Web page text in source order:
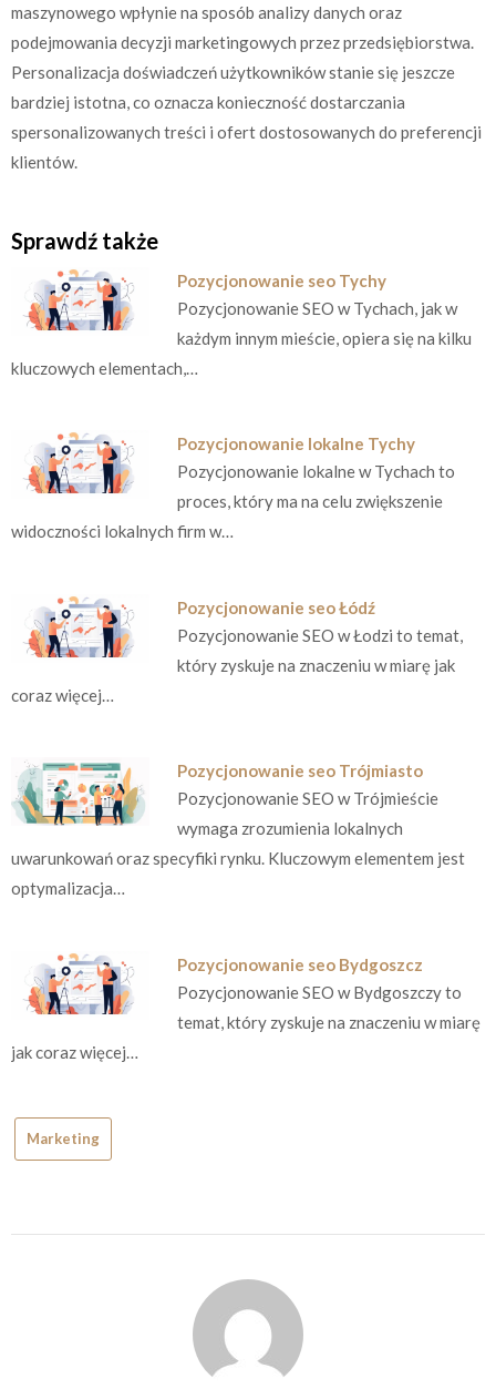
maszynowego wpłynie na sposób analizy danych oraz
podejmowania decyzji marketingowych przez przedsiębiorstwa.
Personalizacja doświadczeń użytkowników stanie się jeszcze
bardziej istotna, co oznacza konieczność dostarczania
spersonalizowanych treści i ofert dostosowanych do preferencji
klientów.
Sprawdź także
Pozycjonowanie seo Tychy
Pozycjonowanie SEO w Tychach, jak w
każdym innym mieście, opiera się na kilku
kluczowych elementach,…
Pozycjonowanie lokalne Tychy
Pozycjonowanie lokalne w Tychach to
proces, który ma na celu zwiększenie
widoczności lokalnych firm w…
Pozycjonowanie seo Łódź
Pozycjonowanie SEO w Łodzi to temat,
który zyskuje na znaczeniu w miarę jak
coraz więcej…
Pozycjonowanie seo Trójmiasto
Pozycjonowanie SEO w Trójmieście
wymaga zrozumienia lokalnych
uwarunkowań oraz specyfiki rynku. Kluczowym elementem jest
optymalizacja…
Pozycjonowanie seo Bydgoszcz
Pozycjonowanie SEO w Bydgoszczy to
temat, który zyskuje na znaczeniu w miarę
jak coraz więcej…
Marketing